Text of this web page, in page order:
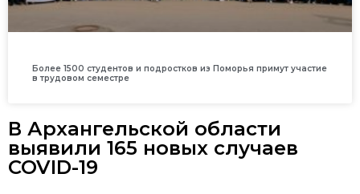
Более 1500 студентов и подростков из Поморья примут участие
в трудовом семестре
В Архангельской области
выявили 165 новых случаев
COVID-19